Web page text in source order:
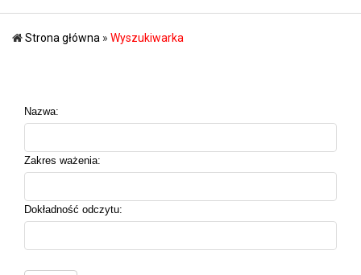
Strona główna » Wyszukiwarka
Nazwa:
Zakres ważenia:
Dokładność odczytu: